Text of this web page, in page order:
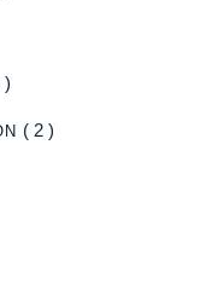
)
( 2 )